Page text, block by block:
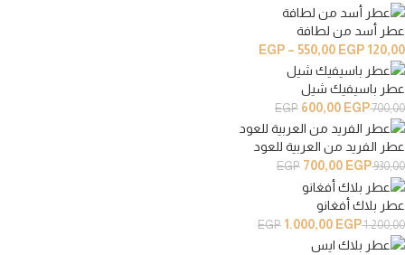
عطر أسد من لطافة
120,00
EGP – 550,00 EGP
عطر باسيفيك شيل
700,00
EGP 600,00 EGP
عطر الفريد من العربية للعود
930,00
EGP 700,00 EGP
عطر بلاك أفغانو
1.200,00
EGP 1.000,00 EGP